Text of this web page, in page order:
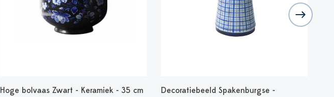
Hoge bolvaas Zwart - Keramiek - 35 cm
Decoratiebeeld Spakenburgse -